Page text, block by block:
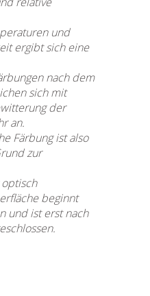
und
ergibt sich eine
nach dem
sich mit
der
an.
Färbung ist also
zur
beginnt
und ist erst nach